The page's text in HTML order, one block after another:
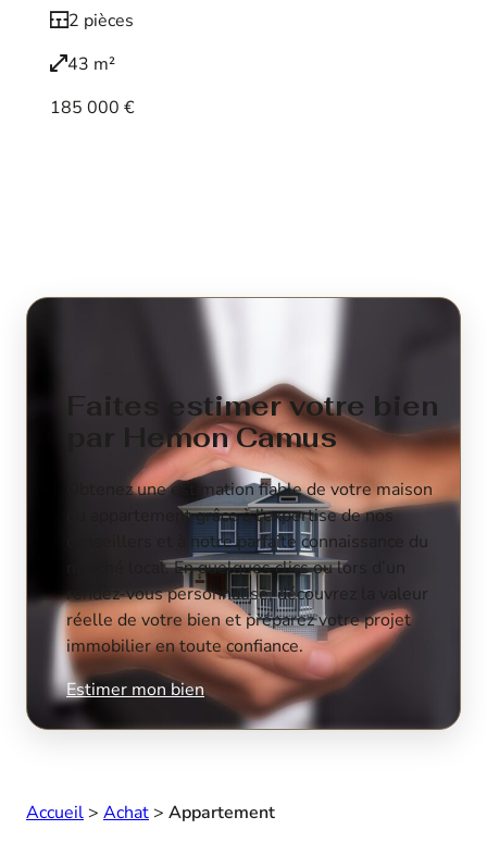
2 pièces
43 m²
185 000 €
Faites estimer votre bien
par Hemon Camus
Obtenez une estimation fiable de votre maison
ou appartement grâce à l’expertise de nos
conseillers et à notre parfaite connaissance du
marché local. En quelques clics ou lors d’un
rendez-vous personnalisé, découvrez la valeur
réelle de votre bien et préparez votre projet
immobilier en toute confiance.
Estimer mon bien
Accueil > Achat > Appartement